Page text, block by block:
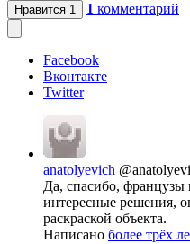
Нравится 1 1 комментарий
Facebook
Вконтакте
Twitter
anatolyevich
Да, спасибо,
интересные решения,
раскраской объекта.
Написано более трёх